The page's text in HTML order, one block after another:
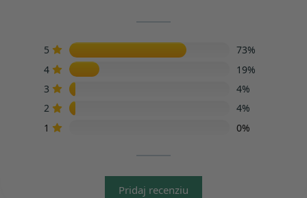
5
73%
4
19%
3
4%
2
4%
1
0%
Pridaj recenziu